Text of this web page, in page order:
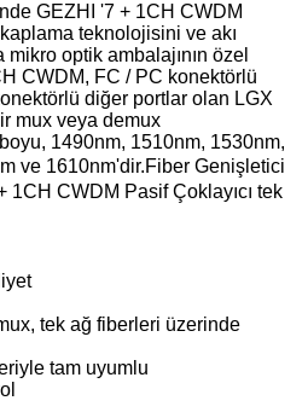
GEZHI '7 + 1CH CWDM
teknolojisini ve akı
mikro optik ambalajının özel
CWDM, FC / PC konektörlü
diğer portlar olan LGX
mux veya demux
1490nm, 1510nm, 1530nm,
ve 1610nm'dir.Fiber Genişletici
1CH CWDM Pasif Çoklayıcı tek
tek ağ fiberleri üzerinde
tam uyumlu